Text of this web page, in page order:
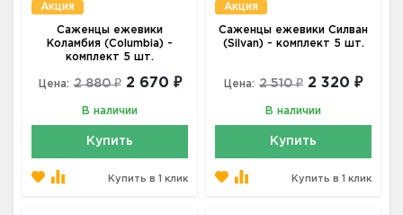
Акция
Саженцы ежевики
Коламбия (Columbia) -
комплект 5 шт.
Цена: 2 880 ₽ 2 670 ₽
В наличии
Купить
Купить в 1 клик
Акция
Саженцы ежевики Силван
(Silvan) - комплект 5 шт.
Цена: 2 510 ₽ 2 320 ₽
В наличии
Купить
Купить в 1 клик